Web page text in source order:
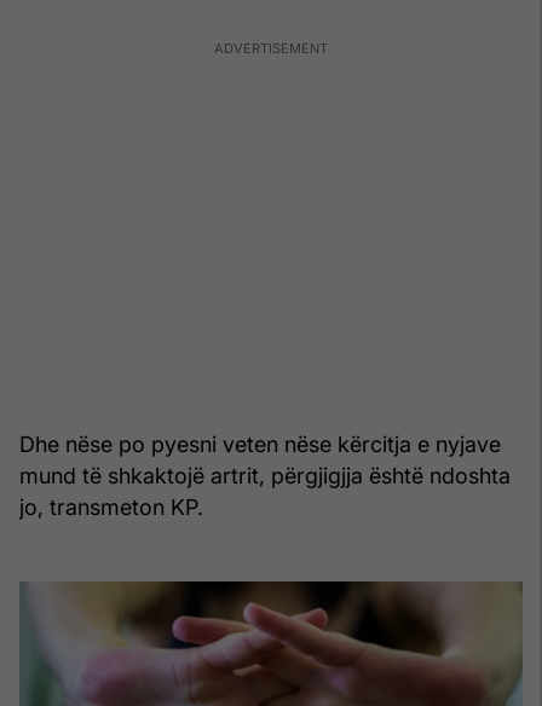
Dhe nëse po pyesni veten nëse kërcitja e nyjave
mund të shkaktojë artrit, përgjigjja është ndoshta
jo, transmeton KP.